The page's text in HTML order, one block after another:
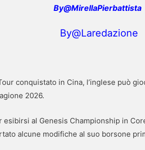
By@MirellaPierbattista
By@Laredazione
conquistato in Cina, l’inglese può
2026.
esibirsi al Genesis Championship in
alcune modifiche al suo borsone